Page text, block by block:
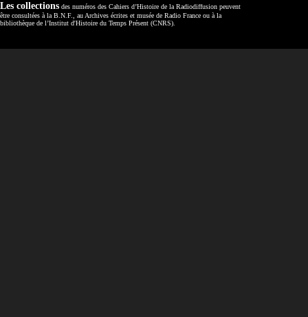
Les collections des numéros des Cahiers d’Histoire de la Radiodiffusion peuvent
être consultées à la B.N.F., au Archives écrites et musée de Radio France ou à la
bibliothèque de l’Institut d'Histoire du Temps Présent (CNRS).